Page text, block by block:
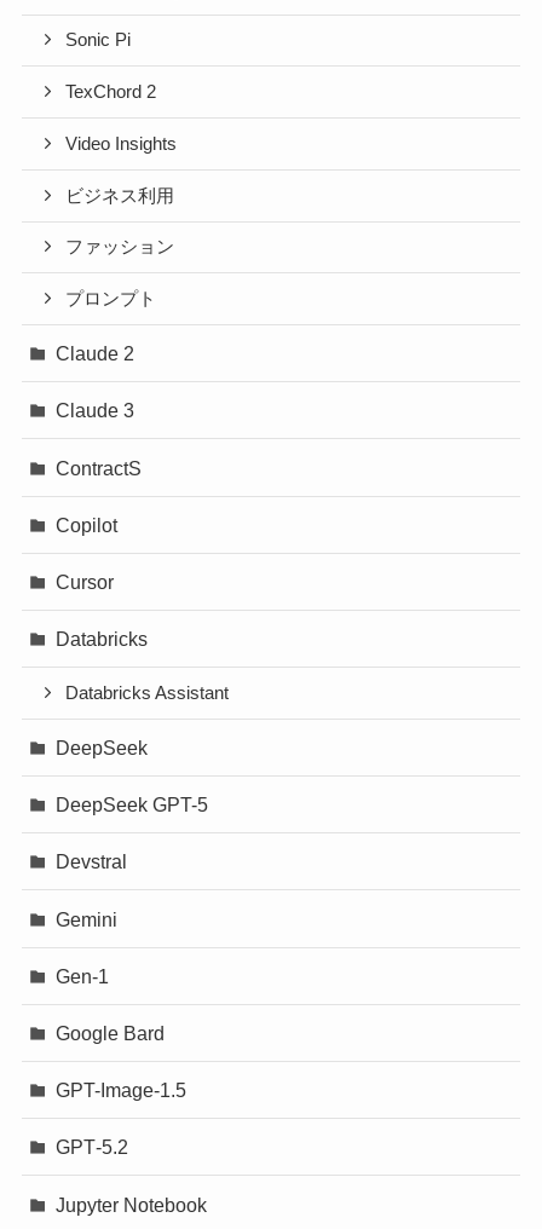
Sonic Pi
TexChord 2
Video Insights
ビジネス利用
ファッション
プロンプト
Claude 2
Claude 3
ContractS
Copilot
Cursor
Databricks
Databricks Assistant
DeepSeek
DeepSeek GPT-5
Devstral
Gemini
Gen-1
Google Bard
GPT-Image-1.5
GPT‐5.2
Jupyter Notebook